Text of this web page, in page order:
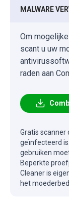
MALWARE
Om
scant u uw
raden aan
Gratis
geïnfecteerd
gebruiken
Beperkte
Cleaner is
het